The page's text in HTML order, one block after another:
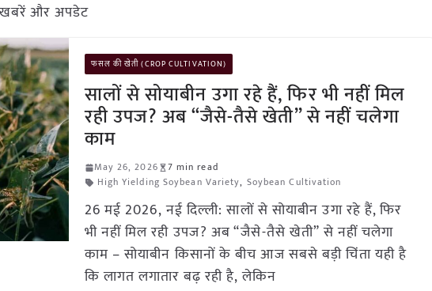
खबरें और अपडेट
फसल की खेती (CROP CULTIVATION)
सालों से सोयाबीन उगा रहे हैं, फिर भी नहीं मिल
रही उपज? अब “जैसे-तैसे खेती” से नहीं चलेगा
काम
May 26, 2026
7 min read
High Yielding Soybean Variety, Soybean Cultivation
26 मई 2026, नई दिल्ली: सालों से सोयाबीन उगा रहे हैं, फिर
भी नहीं मिल रही उपज? अब “जैसे-तैसे खेती” से नहीं चलेगा
काम – सोयाबीन किसानों के बीच आज सबसे बड़ी चिंता यही है
कि लागत लगातार बढ़ रही है, लेकिन